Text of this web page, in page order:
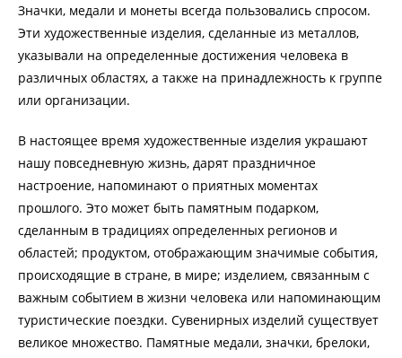
Значки, медали и монеты всегда пользовались спросом.
Эти художественные изделия, сделанные из металлов,
указывали на определенные достижения человека в
различных областях, а также на принадлежность к группе
или организации.
В настоящее время художественные изделия украшают
нашу повседневную жизнь, дарят праздничное
настроение, напоминают о приятных моментах
прошлого. Это может быть памятным подарком,
сделанным в традициях определенных регионов и
областей; продуктом, отображающим значимые события,
происходящие в стране, в мире; изделием, связанным с
важным событием в жизни человека или напоминающим
туристические поездки. Сувенирных изделий существует
великое множество. Памятные медали, значки, брелоки,